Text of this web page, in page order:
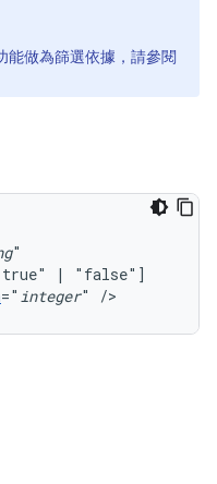
做為篩選依據，請參閱
|
=" integer" />